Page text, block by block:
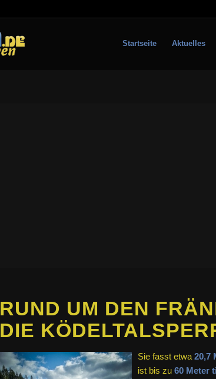
Startseite Aktuelles
RUND UM DEN
DIE
Sie fasst etwa 20,7
ist bis zu 60 Meter